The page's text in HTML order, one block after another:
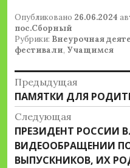
Опубликовано 26.06.2024
пос.Сборный
Рубрики: Внеурочная
фестивали, Учащимся
Навигация
по
записям
Предыдущая
Предыдущая
запись:
ПАМЯТКИ ДЛЯ
Следующая
Следующая
запись:
ПРЕЗИДЕНТ РОССИИ
ВИДЕООБРАЩЕНИИ
ВЫПУСКНИКОВ, ИХ